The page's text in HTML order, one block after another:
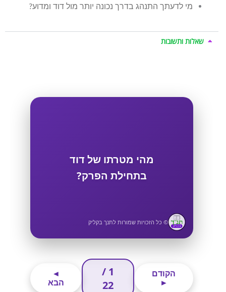
מי לדעתך התנהג בדרך נכונה יותר מול דוד ומדוע?
שאלות ותשובות